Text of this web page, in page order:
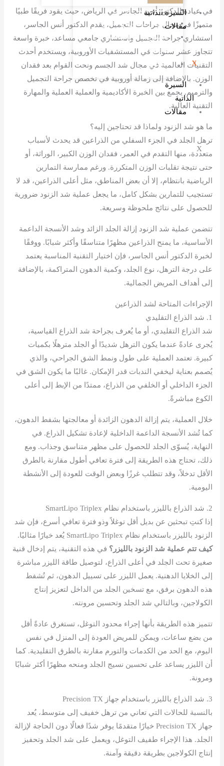
السيرة الذاتية
مقالات
X
التثدي عند الرجال
شفط الدهون والحقن​
الليبوديما أو الوذمة
الشحمية
التعرق
السيرة
الذاتية
مقالات
X
في عيادة الدكتور أنس الجاسر في الرياض، حيث يقود فريقًا طبيًا
متميزًا في مجال جراحات التجميل، يقدم الدكتور أنس الجاسر،
استشاري جراحة التجميل واستشاري جامعي مساعد، خبرة واسعة
تتجاوز عشر سنوات في المستشفيات الأوروبية، ويستخدم أحدث
التقنيات العالمية في مجال شد الجسم ونحت القوام بعد فقدان
الوزن. بالإضافة إلى زمالة أوروبية في تخصص جراحة التجميل
والترميم. يجمع بين الخبرة الأكاديمية والعملية العملية والمهارة
التقنية العالية.
ما هو شد الزنود ولماذا قد تحتاجين إليه؟
ترهل الجلد في الجزء السفلي من الذراعين قد يحدث لأسباب
متعددة، منها التقدم في العمر، فقدان الوزن الكبير، الوراثة، أو
حتى نتيجة تقلبات الوزن المتكررة. ورغم ممارسة التمارين
الرياضية بانتظام، إلا أن بعض المناطق، مثل أعلى الذراعين، قد لا
تستجيب للتمارين بشكل كامل، ما يجعل عملية شد الزنود ضرورية
للحصول على نتائج ملحوظة وسريعة.
تتضمن عملية شد الزنود إزالة الجلد الزائد وشد الأنسجة الداعمة
الأساسية، ما يمنح الذراعين مظهرًا متناسقًا وأكثر شبابًا. ووفقًا
لخبرة الدكتور أنس الجاسر، فإن اختيار التقنية المناسبة يعتمد
على درجة الترهل، نوع الجلد، وكمية الدهون المتراكمة، بالإضافة
إلى أهداف المريض الجمالية.
الإجراءات المتاحة لشد الذراعين
1. شد الذراع التقليدي
شد الذراع التقليدي، أو ما يُعرف بجراحة شد الذراع القياسية،
يُجرى عادةً عندما يكون الترهل شديدًا أو الجلد مترهلًا بكميات
كبيرة. تعتمد العملية على طول ونمط الشق الجراحي، والذي
يُصمم بعناية ليخفي الندبات قدر الإمكان. غالبًا ما يكون الشق في
الجزء الداخلي أو الخلفي من الذراع، ممتدًا من الإبط إلى أعلى
الكوع مباشرةً.
خلال العملية، يتم إزالة الدهون الزائدة أو معالجتها بشفط الدهون،
كما تُشد الأنسجة الداعمة الداخلية لإعادة تشكيل الذراع. في
النهاية، يُسوّى الجلد للحصول على مظهر متناسق وجذاب. ومع
ذلك، تحتاج هذه الطريقة إلى فترة تعافي أطول مقارنة بالطرق
الأقل تدخلاً، وقد تتطلب غرزًا وبعض الوقت للعودة إلى الأنشطة
اليومية.
2. شد الذراع بالليزر باستخدام نظام SmartLipo Triplex
إذا كنتِ تبحثين عن بديل أقل توغلاً وذو فترة تعافي أسرع، فإن شد
الزنود بالليزر باستخدام نظام SmartLipo Triplex يُعد خيارًا مثاليًا.
كيف تتم عملية شد الزنود بالليزر؟ في هذه التقنية، يتم إدخال قنية
صغيرة تحت الجلد في أعلى الذراع، لتوصيل طاقة الليزر مباشرة
إلى الخلايا الدهنية. يعمل الليزر على تسييل الدهون، ثم تُشفط
هذه الدهون برفق، مع تسخين الجلد من الداخل لتعزيز إنتاج
الكولاجين، وبالتالي شد الجلد وتحسين مرونته.
تتميز هذه الطريقة بأنها إجراء محدود التوغل، تستغرق عادةً أقل
من بضع ساعات، ويمكن للمريض العودة إلى المنزل في نفس
اليوم، مع الحد من الكدمات والتورم مقارنة بالطرق التقليدية. كما
أن الليزر يساعد على تحسين نسيج الجلد ومنحه مظهرًا أكثر شبابًا
ومرونة.
3. شد الذراع بالليزر باستخدام جهاز Precision TX
بالنسبة للحالات التي تعاني من ترهل خفيف إلى متوسط، يُعد
جهاز Precision TX خيارًا متقدمًا يوفر شدًا فعالًا دون الحاجة لإزالة
الجلد. هذا الإجراء طفيف التوغل، ويعمل على شد الجلد وتحفيز
إنتاج الكولاجين بطريقة دقيقة وآمنة.